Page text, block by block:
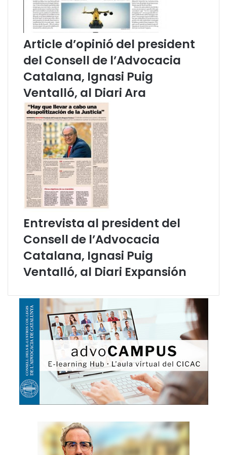
o
s
s
s
s
ó
c
o
m
a
c
o
n
s
e
l
l
e
r
e
s
i
i
l
’
a
d
v
o
Article d’opinió del president
del Consell de l’Advocacia
Catalana, Ignasi Puig
Ventalló, al Diari Ara
Entrevista al president del
Consell de l’Advocacia
Catalana, Ignasi Puig
Ventalló, al Diari Expansión